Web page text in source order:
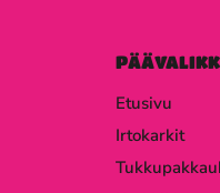
Etusivu
Irtokarkit